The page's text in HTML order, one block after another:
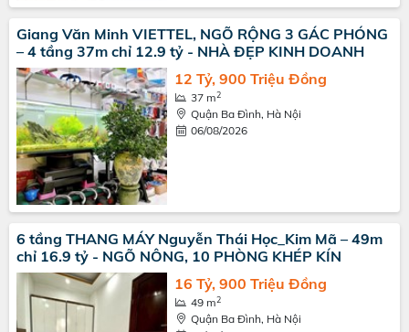
Giang Văn Minh VIETTEL, NGÕ RỘNG 3 GÁC PHÓNG
– 4 tầng 37m chỉ 12.9 tỷ - NHÀ ĐẸP KINH DOANH
12 Tỷ, 900 Triệu Đồng
37 m2
Quận Ba Đình, Hà Nội
06/08/2026
6 tầng THANG MÁY Nguyễn Thái Học_Kim Mã – 49m
chỉ 16.9 tỷ - NGÕ NÔNG, 10 PHÒNG KHÉP KÍN
16 Tỷ, 900 Triệu Đồng
49 m2
Quận Ba Đình, Hà Nội